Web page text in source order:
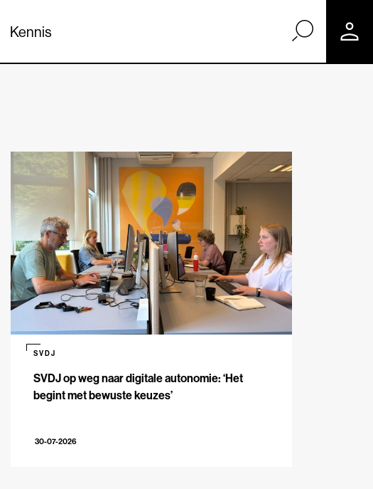
Kennis
SVDJ op weg naar digitale autonomie: ‘Het
begint met bewuste keuzes’
SVDJ
30-07-2026